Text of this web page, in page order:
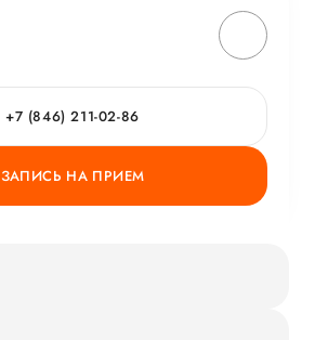
+7 (846) 211-02-86
ЗАПИСЬ НА ПРИЕМ